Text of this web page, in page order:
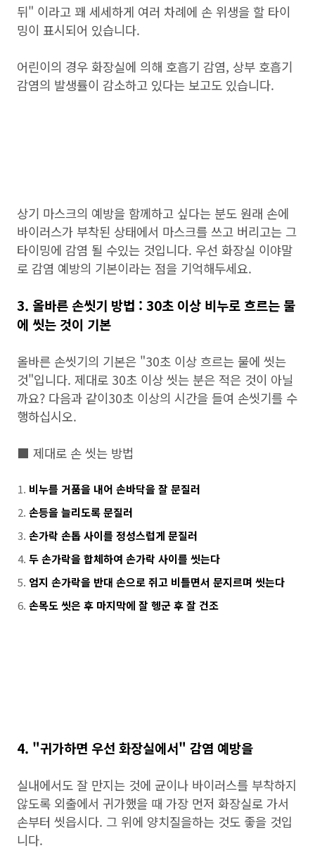
뒤" 이라고 꽤 세세하게 여러 차례에 손 위생을 할 타이
밍이 표시되어 있습니다.
어린이의 경우 화장실에 의해 호흡기 감염, 상부 호흡기
감염의 발생률이 감소하고 있다는 보고도 있습니다.
상기 마스크의 예방을 함께하고 싶다는 분도 원래 손에
바이러스가 부착된 상태에서 마스크를 쓰고 버리고는 그
타이밍에 감염 될 수있는 것입니다. 우선 화장실 이야말
로 감염 예방의 기본이라는 점을 기억해두세요.
3. 올바른 손씻기 방법 : 30초 이상 비누로 흐르는 물
에 씻는 것이 기본
올바른 손씻기의 기본은 "30초 이상 흐르는 물에 씻는
것"입니다. 제대로 30초 이상 씻는 분은 적은 것이 아닐
까요? 다음과 같이30초 이상의 시간을 들여 손씻기를 수
행하십시오.
■ 제대로 손 씻는 방법
비누를 거품을 내어 손바닥을 잘 문질러
손등을 늘리도록 문질러
손가락 손톱 사이를 정성스럽게 문질러
두 손가락을 합체하여 손가락 사이를 씻는다
엄지 손가락을 반대 손으로 쥐고 비틀면서 문지르며 씻는다
손목도 씻은 후 마지막에 잘 헹군 후 잘 건조
4. "귀가하면 우선 화장실에서" 감염 예방을
실내에서도 잘 만지는 것에 균이나 바이러스를 부착하지
않도록 외출에서 귀가했을 때 가장 먼저 화장실로 가서
손부터 씻읍시다. 그 위에 양치질을하는 것도 좋을 것입
니다.